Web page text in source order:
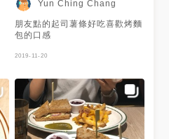
Yun Ching Chang
朋友點的起司薯條好吃喜歡烤麵
包的口感
2019-11-20